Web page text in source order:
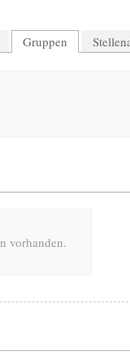
Gruppen
vorhanden.